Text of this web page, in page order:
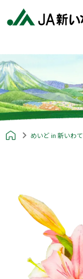
めいど in 新いわて